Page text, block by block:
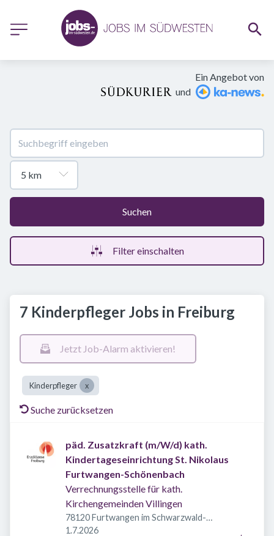
Ein Angebot von
und
Suchen
Filter einschalten
7 Kinderpfleger Jobs in Freiburg
Jetzt Job-Alarm aktivieren!
Kinderpfleger
Suche zurücksetzen
päd. Zusatzkraft (m/W/d) kath.
Kindertageseinrichtung St. Nikolaus
Furtwangen-Schönenbach
Verrechnungsstelle für kath.
Kirchengemeinden Villingen
78120 Furtwangen im Schwarzwald-
Schönenbach, Deutschland
Veröffentlicht
1.7.2026